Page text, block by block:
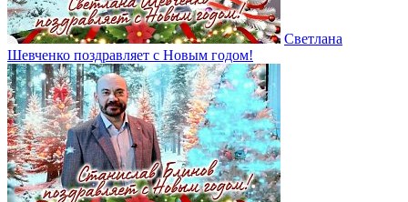
Светлана
Шевченко поздравляет с Новым годом!